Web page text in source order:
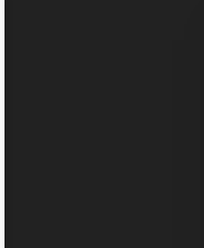
Sketchbook5,
Sketchbook5,